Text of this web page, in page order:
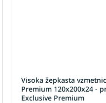
Visoka žepkasta
Premium 120x200x24 -
Exclusive Premium